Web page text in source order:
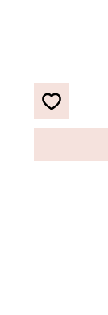
לבקבוק מברשת מתקדמת עם סיבים
מיוחדים, למריחת הג'ל לק בצורה